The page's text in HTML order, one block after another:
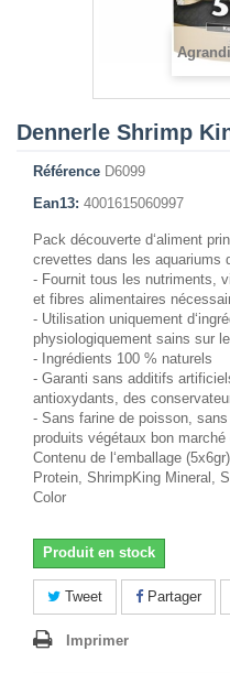
Dennerle Shrimp
Référence D6099
Ean13: 4001615060997
Pack découverte d‘aliment
crevettes dans les aquariums
- Fournit tous les nutriments,
et fibres alimentaires
- Utilisation uniquement
physiologiquement sains sur
- Ingrédients 100 % naturels
- Garanti sans additifs
antioxydants, des
- Sans farine de poisson,
produits végétaux bon
Contenu de l‘emballage
Protein, ShrimpKing Mineral,
Color
Produit en stock
Tweet Partager
Imprimer